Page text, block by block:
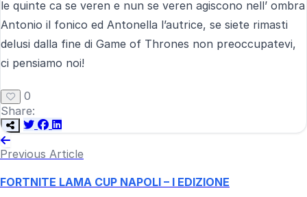
le quinte ca se veren e nun se veren agiscono nell’ ombra
Antonio il fonico ed Antonella l’autrice, se siete rimasti
delusi dalla fine di Game of Thrones non preoccupatevi,
ci pensiamo noi!
0
Share:
Previous Article
FORTNITE LAMA CUP NAPOLI – I EDIZIONE